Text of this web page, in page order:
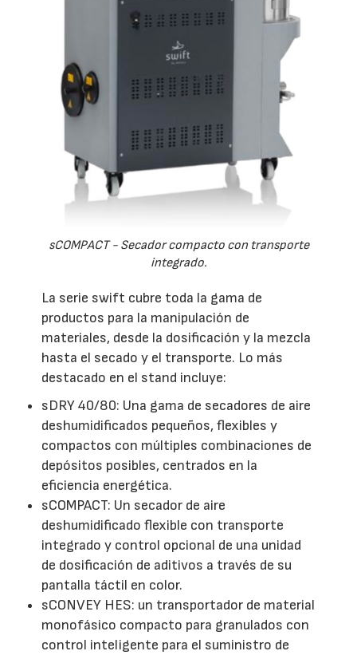
sCOMPACT - Secador compacto con transporte
integrado.
La serie swift cubre toda la gama de
productos para la manipulación de
materiales, desde la dosificación y la mezcla
hasta el secado y el transporte. Lo más
destacado en el stand incluye:
sDRY 40/80: Una gama de secadores de aire
deshumidificados pequeños, flexibles y
compactos con múltiples combinaciones de
depósitos posibles, centrados en la
eficiencia energética.
sCOMPACT: Un secador de aire
deshumidificado flexible con transporte
integrado y control opcional de una unidad
de dosificación de aditivos a través de su
pantalla táctil en color.
sCONVEY HES: un transportador de material
monofásico compacto para granulados con
control inteligente para el suministro de